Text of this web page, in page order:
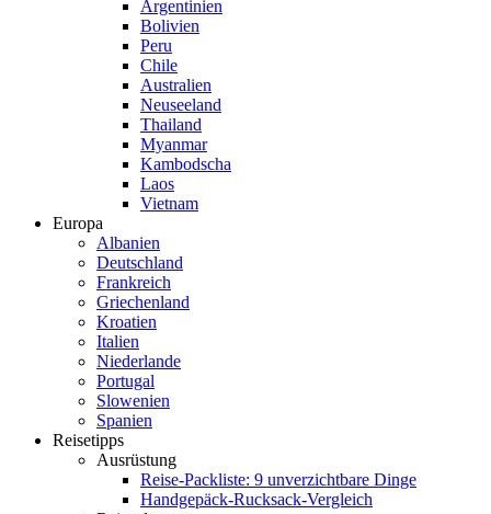
Argentinien
Bolivien
Peru
Chile
Australien
Neuseeland
Thailand
Myanmar
Kambodscha
Laos
Vietnam
Europa
Albanien
Deutschland
Frankreich
Griechenland
Kroatien
Italien
Niederlande
Portugal
Slowenien
Spanien
Reisetipps
Ausrüstung
Reise-Packliste: 9 unverzichtbare Dinge
Handgepäck-Rucksack-Vergleich